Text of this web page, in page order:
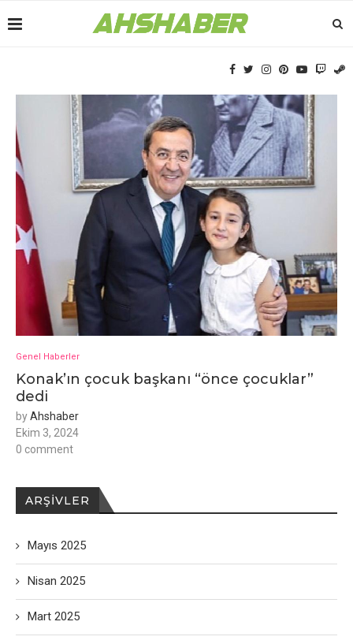
Genel Haberler
Konak’ın çocuk başkanı “önce çocuklar”
dedi
byAhshaber
Ekim 3, 2024
0 comment
ARŞIVLER
Mayıs 2025
Nisan 2025
Mart 2025